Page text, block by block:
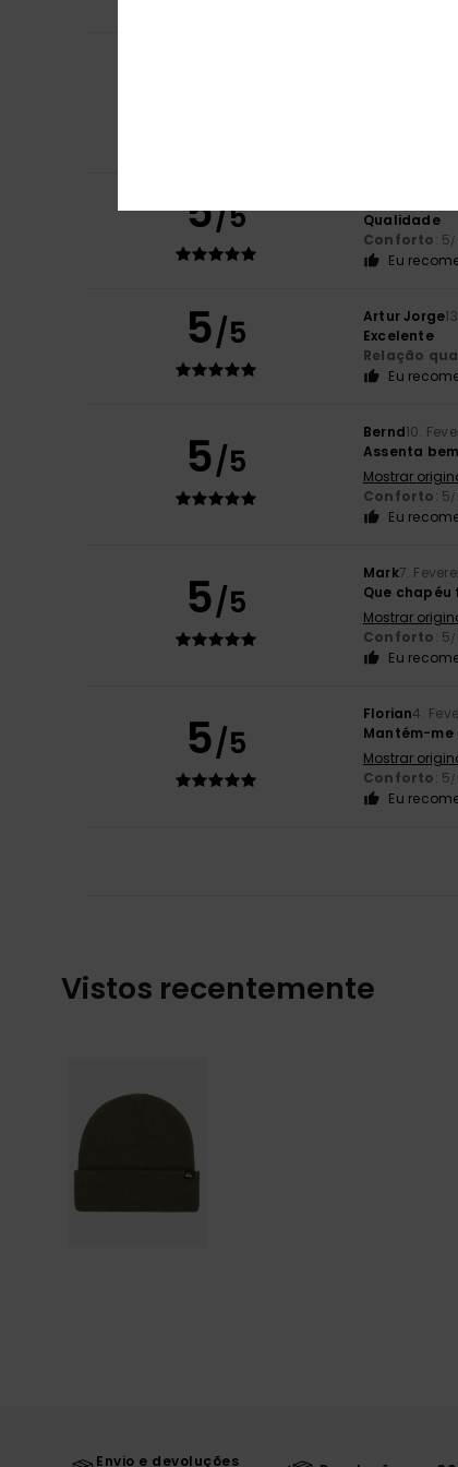
5/5
Qualidade
Conforto: 5/
Eu
5/5 Artur Jorge
Excelente
Relação
Eu
5/5
Bernd10.
Assenta
Mostrar
Conforto: 5/
Eu
5/5
Mark7.
Que
Mostrar
Conforto: 5/
Eu
5/5
Florian4.
Mantém-me
Mostrar
Conforto: 5/
Eu
Vistos recentemente
Envio e devoluções